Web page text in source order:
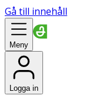
Gå till innehåll
Meny
Logga in